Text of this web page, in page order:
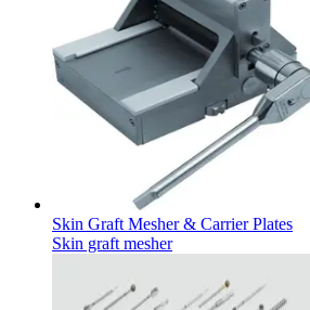
Skin Graft Mesher & Carrier Plates
Skin graft mesher